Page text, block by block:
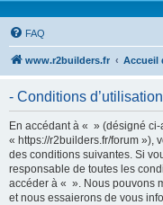
FAQ
www.r2builders.fr Accueil
- Conditions d’utilisation
En accédant à « » (désigné
« https://r2builders.fr/forum »),
des conditions suivantes. Si
responsable de toutes les
accéder à « ». Nous pouvons
et nous essaierons de vous